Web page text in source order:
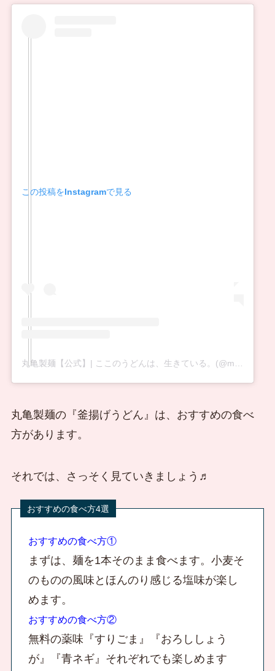
この投稿をInstagramで見る
丸亀製麺の『釜揚げうどん』は、おすすめの食べ
方があります。
それでは、さっそく見ていきましょう♬
おすすめの食べ方①
まずは、麺を1本そのまま食べます。小麦そ
のものの風味とほんのり感じる塩味が楽し
めます。
おすすめの食べ方②
無料の薬味『すりごま』『おろししょう
が』『青ネギ』それぞれでも楽しめます